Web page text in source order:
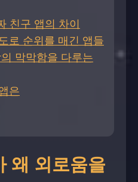
친구 앱의 차이
로 순위를 매긴 앱들
막막함을 다루는
은
왜 외로움을